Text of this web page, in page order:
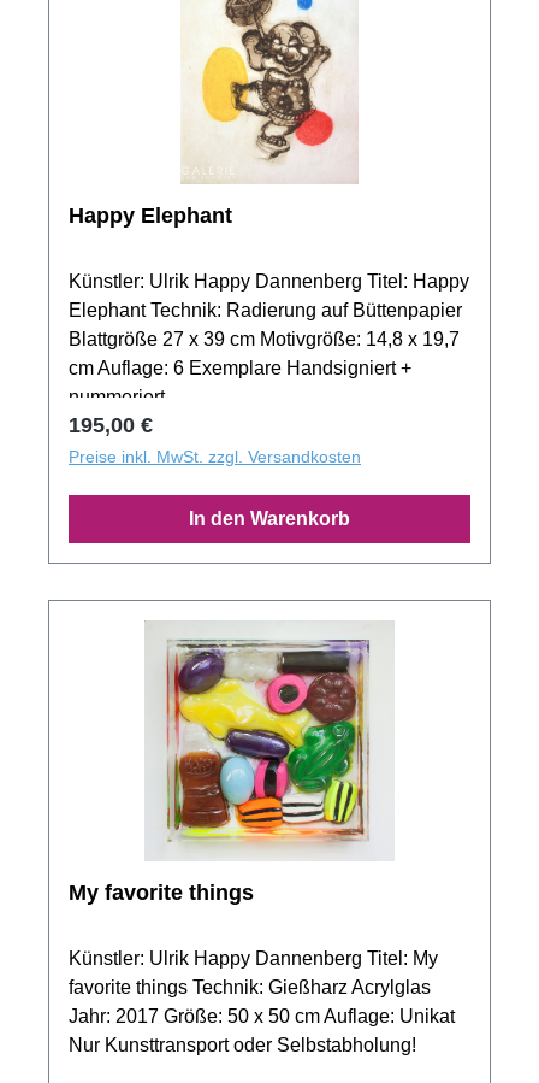
Happy Elephant
Künstler: Ulrik Happy Dannenberg Titel: Happy
Elephant Technik: Radierung auf Büttenpapier
Blattgröße 27 x 39 cm Motivgröße: 14,8 x 19,7
cm Auflage: 6 Exemplare Handsigniert +
nummeriert
Regulärer Preis:
195,00 €
Preise inkl. MwSt. zzgl. Versandkosten
In den Warenkorb
My favorite things
Künstler: Ulrik Happy Dannenberg Titel: My
favorite things Technik: Gießharz Acrylglas
Jahr: 2017 Größe: 50 x 50 cm Auflage: Unikat
Nur Kunsttransport oder Selbstabholung!